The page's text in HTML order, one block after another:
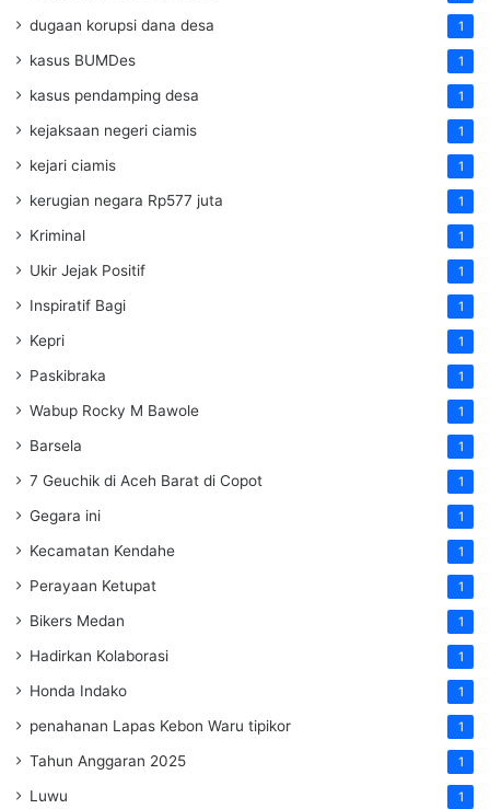
dugaan korupsi dana desa 1
kasus BUMDes 1
kasus pendamping desa 1
kejaksaan negeri ciamis 1
kejari ciamis 1
kerugian negara Rp577 juta 1
Kriminal 1
Ukir Jejak Positif 1
Inspiratif Bagi 1
Kepri 1
Paskibraka 1
Wabup Rocky M Bawole 1
Barsela 1
7 Geuchik di Aceh Barat di Copot 1
Gegara ini 1
Kecamatan Kendahe 1
Perayaan Ketupat 1
Bikers Medan 1
Hadirkan Kolaborasi 1
Honda Indako 1
penahanan Lapas Kebon Waru tipikor 1
Tahun Anggaran 2025 1
Luwu 1